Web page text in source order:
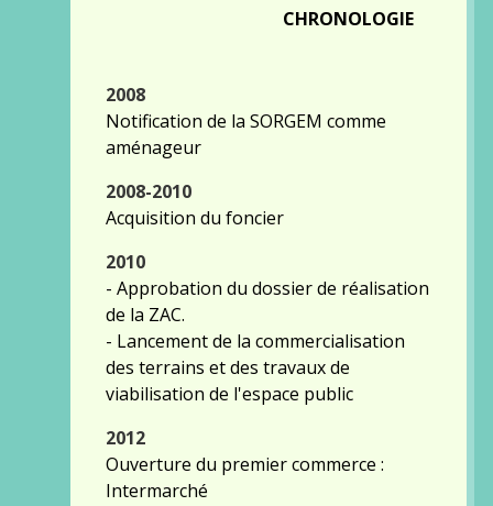
CHRONOLOGIE
2008
Notification de la SORGEM comme
aménageur
2008-2010
Acquisition du foncier
2010
- Approbation du dossier de réalisation
de la ZAC.
- Lancement de la commercialisation
des terrains et des travaux de
viabilisation de l'espace public
2012
Ouverture du premier commerce :
Intermarché